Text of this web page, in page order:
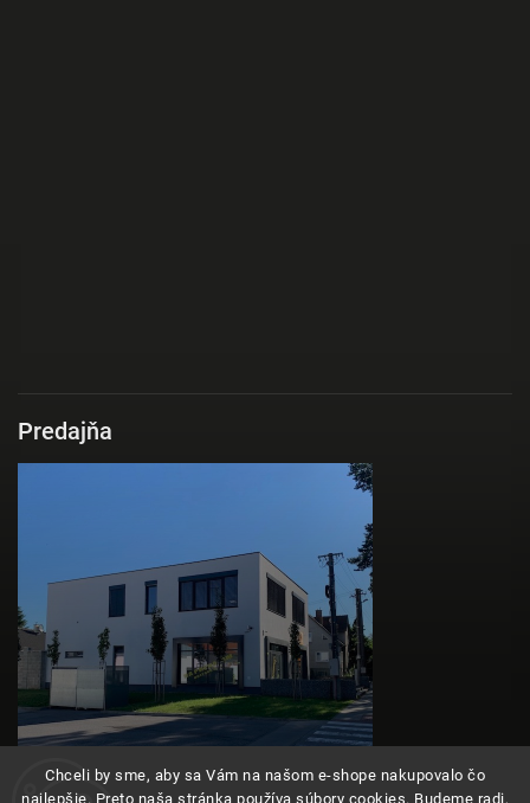
Chceli by sme, aby sa Vám na našom e-shope nakupovalo čo
najlepšie. Preto naša stránka používa súbory cookies. Budeme radi,
Predajňa